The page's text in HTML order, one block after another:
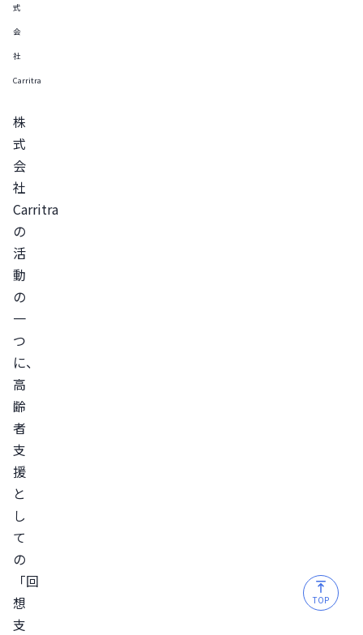
式
会
社
Carritra
株
式
会
社
Carritra
の
活
動
の
一
つ
に、
高
齢
者
支
援
と
し
て
の
「回
想
支
TOP